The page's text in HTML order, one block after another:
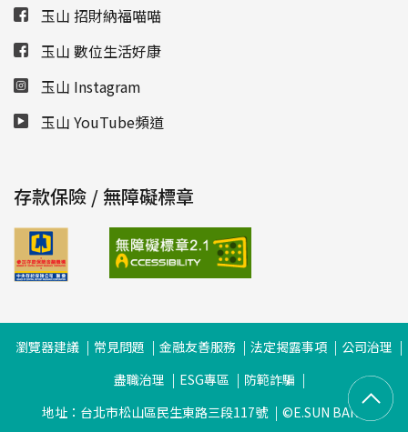
玉山 招財納福喵喵
玉山 數位生活好康
玉山 Instagram
玉山 YouTube頻道
存款保險 / 無障礙標章
瀏覽器建議 常見問題 金融友善服務 法定揭露事項
公司治理
盡職治理
ESG專區
防範詐騙
地址：台北市松山區民生東路三段117號
©E.SUN BANK